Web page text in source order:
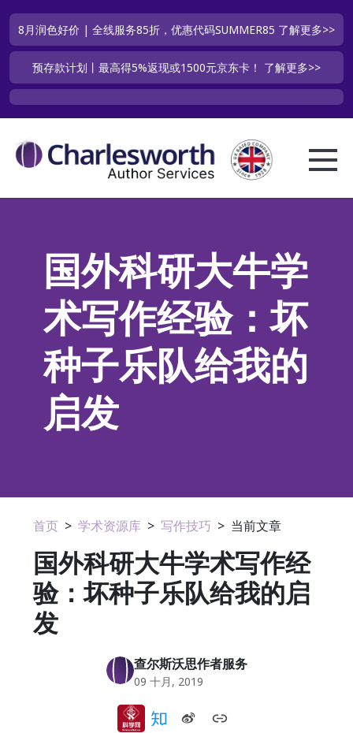
8月润色好价 | 全线服务85折，优惠代码SUMMER85 了解更多>>
预存款计划丨最高得5%返现或1500元京东卡！ 了解更多>>
国外科研大牛学
术写作经验：坏
种子乐队给我的
启发
首页 > 学术资源库 > 写作技巧 > 当前文章
国外科研大牛学术写作经
验：坏种子乐队给我的启
发
查尔斯沃思作者服务
09 十月, 2019